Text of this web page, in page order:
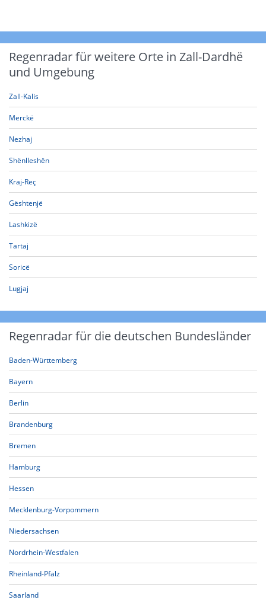
Regenradar für weitere Orte in Zall-Dardhë
und Umgebung
Zall-Kalis
Merckë
Nezhaj
Shënlleshën
Kraj-Reç
Gështenjë
Lashkizë
Tartaj
Soricë
Lugjaj
Regenradar für die deutschen Bundesländer
Baden-Württemberg
Bayern
Berlin
Brandenburg
Bremen
Hamburg
Hessen
Mecklenburg-Vorpommern
Niedersachsen
Nordrhein-Westfalen
Rheinland-Pfalz
Saarland